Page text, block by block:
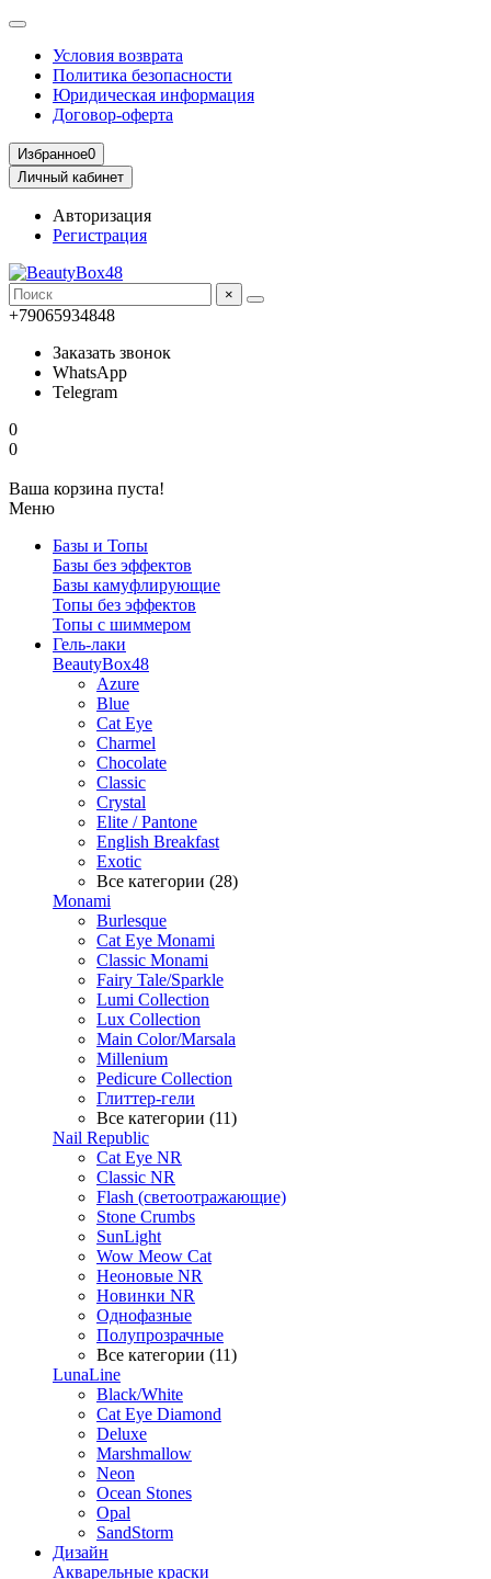
Условия возврата
Политика безопасности
Юридическая информация
Договор-оферта
Избранное0
Личный кабинет
Авторизация
Регистрация
×
+79065934848
Заказать звонок
WhatsApp
Telegram
0
0
Ваша корзина пуста!
Меню
Базы и Топы
Базы без эффектов
Базы камуфлирующие
Топы без эффектов
Топы с шиммером
Гель-лаки
BeautyBox48
Azure
Blue
Cat Eye
Charmel
Chocolate
Classic
Crystal
Elite / Pantone
English Breakfast
Exotic
Все категории (28)
Monami
Burlesque
Cat Eye Monami
Classic Monami
Fairy Tale/Sparkle
Lumi Collection
Lux Collection
Main Color/Marsala
Millenium
Pedicure Collection
Глиттер-гели
Все категории (11)
Nail Republic
Cat Eye NR
Classic NR
Flash (светоотражающие)
Stone Crumbs
SunLight
Wow Meow Cat
Неоновые NR
Новинки NR
Однофазные
Полупрозрачные
Все категории (11)
LunaLine
Black/White
Cat Eye Diamond
Deluxe
Marshmallow
Neon
Ocean Stones
Opal
SandStorm
Дизайн
Акварельные краски